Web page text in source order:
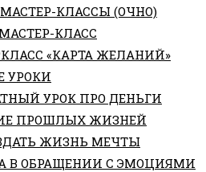
КЛАССЫ (ОЧНО)
КЛАСС
«КАРТА ЖЕЛАНИЙ»
УРОКИ
УРОК ПРО ДЕНЬГИ
ПРОШЛЫХ ЖИЗНЕЙ
ЖИЗНЬ МЕЧТЫ
В ОБРАЩЕНИИ С ЭМОЦИЯМИ